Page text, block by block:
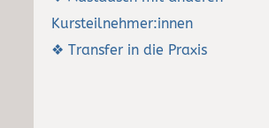
Kursteilnehmer:innen
❖ Transfer in die Praxis